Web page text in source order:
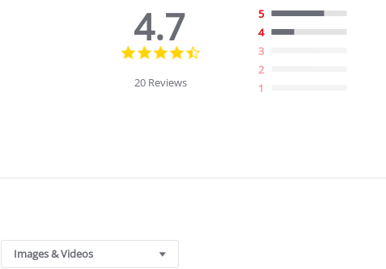
4.7
4.7
20 Reviews
5
4
3
2
1
Images & Videos